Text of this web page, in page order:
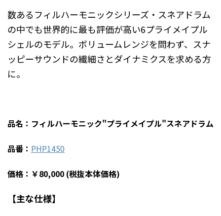
数あるフィルハーモニックシリーズ・スネアドラム
の中でも世界的に最も評価が高い6プライメイプル
シェルのモデル。ボリュームレンジを問わず、スナ
ッピーサウンドの繊細さとダイナミクスを求める方
に。
品名：フィルハーモニック"プライメイプル"スネアドラム
品番： PHP1450
価格：￥80,000 (税抜本体価格)
【主な仕様】